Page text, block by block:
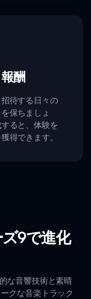
酬
待する日々の
保ちましょ
ると、体験を
得できます。
9で進化
な音響技術と素晴
クな音楽トラック